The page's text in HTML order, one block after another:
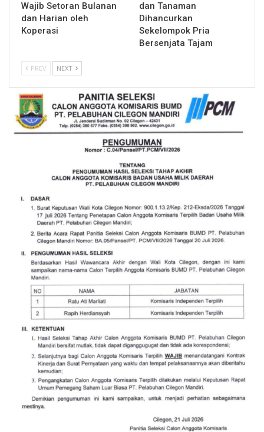
Wajib Setoran Bulanan
dan Harian oleh
Koperasi
dan Tanaman
Dihancurkan
Sekelompok Pria
Bersenjata Tajam
PREV NEXT